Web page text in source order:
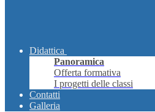
Didattica
Panoramica
Offerta formativa
I progetti delle classi
Contatti
Galleria